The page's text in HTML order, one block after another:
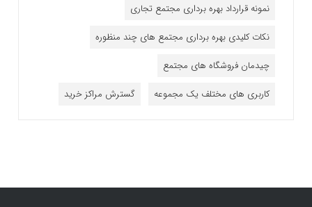
نمونه قرارداد بهره برداری مجتمع تجاری
نکات کلیدی بهره برداری مجتمع های چند منظوره
چیدمان فروشگاه های مجتمع
کاربری های مختلف یک مجموعه
گسترش مراکز خرید